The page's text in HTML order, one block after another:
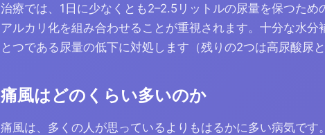
治療では、1日に少なくとも2–2.5リットルの尿量を保つため
アルカリ化を組み合わせることが重視されます。十分な水
とつである尿量の低下に対処します（残りの2つは高尿酸尿
痛風はどのくらい多いのか
痛風は、多くの人が思っているよりもはるかに多い病気です。